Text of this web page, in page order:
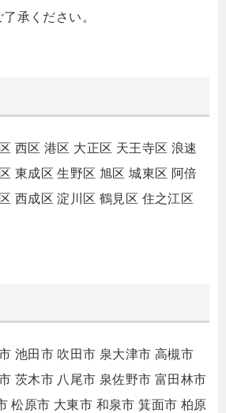
承ください。
西区 港区 大正区 天王寺区 浪速
東成区 生野区 旭区 城東区 阿倍
西成区 淀川区 鶴見区 住之江区
池田市 吹田市 泉大津市 高槻市
茨木市 八尾市 泉佐野市 富田林市
松原市 大東市 和泉市 箕面市 柏原